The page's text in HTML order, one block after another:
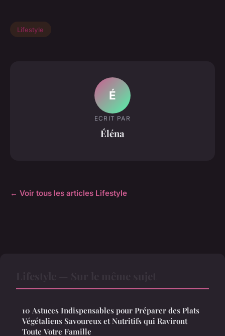
Lifestyle
É
ECRIT PAR
Éléna
← Voir tous les articles Lifestyle
10 Astuces Indispensables pour Préparer des Plats
Végétaliens Savoureux et Nutritifs qui Raviront
Toute Votre Famille